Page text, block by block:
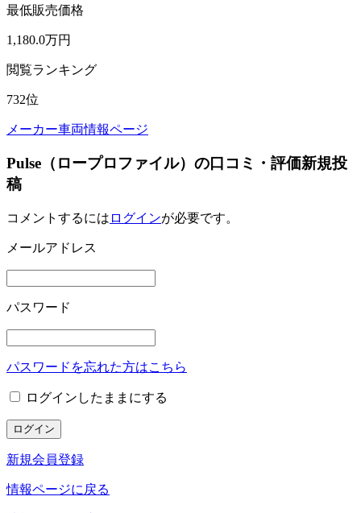
最低販売価格
1,180.0万円
閲覧ランキング
732位
メーカー車両情報ページ
Pulse（ロープロファイル）の口コミ・評価新規投
稿
コメントするには ログインが必要です。
メールアドレス
パスワード
パスワードを忘れた方はこちら
ログインしたままにする
新規会員登録
情報ページに戻る